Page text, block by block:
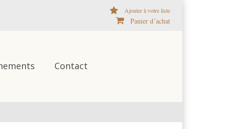
Ajouter à votre liste
Panier d´achat
Contact